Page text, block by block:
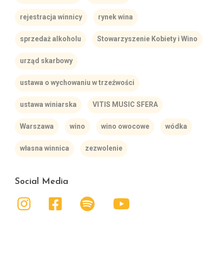
rejestracja winnicy rynek wina
sprzedaż alkoholu Stowarzyszenie Kobiety i Wino
urząd skarbowy
ustawa o wychowaniu w trzeźwości
ustawa winiarska VITIS MUSIC SFERA
Warszawa wino wino owocowe wódka
własna winnica zezwolenie
Social Media